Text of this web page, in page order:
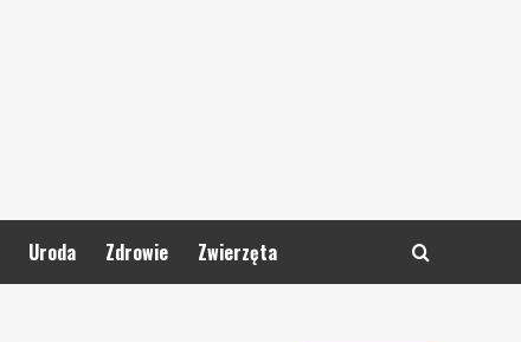
Uroda Zdrowie Zwierzęta